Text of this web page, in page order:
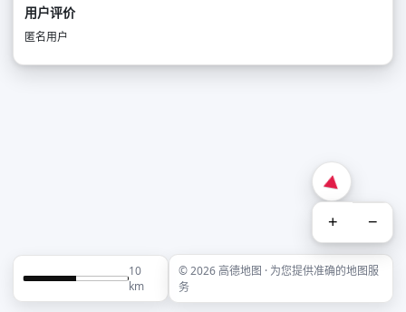
用户评价
匿名用户
+ −
10
km
© 2026 高德地图 · 为您提供准确的地图服
务